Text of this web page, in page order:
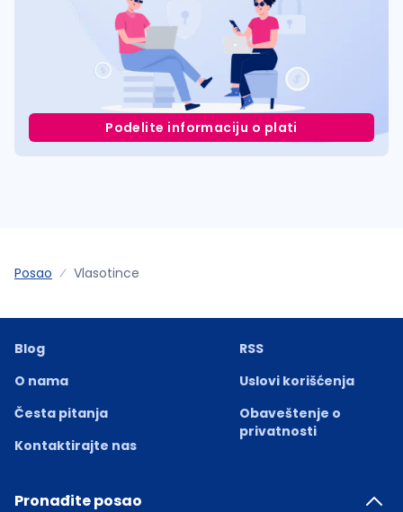
Podelite informaciju o plati
Posao Vlasotince
Blog
O nama
Česta pitanja
Kontaktirajte nas
RSS
Uslovi korišćenja
Obaveštenje o
privatnosti
Pronađite posao